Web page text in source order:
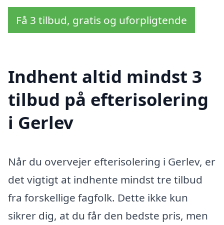
Få 3 tilbud, gratis og uforpligtende
Indhent altid mindst 3
tilbud på efterisolering
i Gerlev
Når du overvejer efterisolering i Gerlev, er
det vigtigt at indhente mindst tre tilbud
fra forskellige fagfolk. Dette ikke kun
sikrer dig, at du får den bedste pris, men